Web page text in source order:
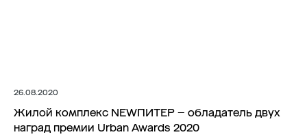
26.08.2020
Жилой комплекс NEWПИТЕР – обладатель двух
наград премии Urban Awards 2020